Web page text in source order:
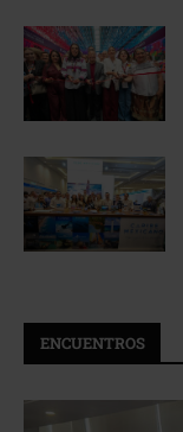
ENCUENTROS